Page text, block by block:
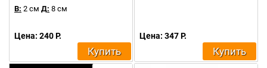
В: 2 см Д: 8 см
Цена: 240 Р.
Купить
Цена: 347 Р.
Купить